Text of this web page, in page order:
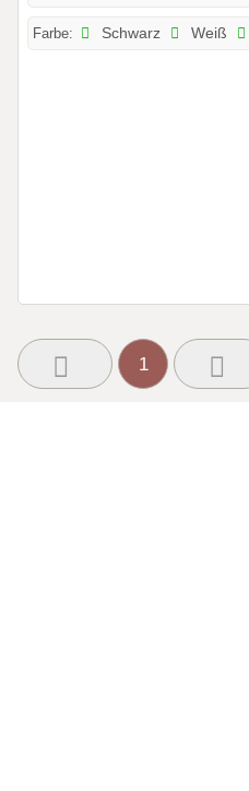
Farbe: Schwarz Weiß
1